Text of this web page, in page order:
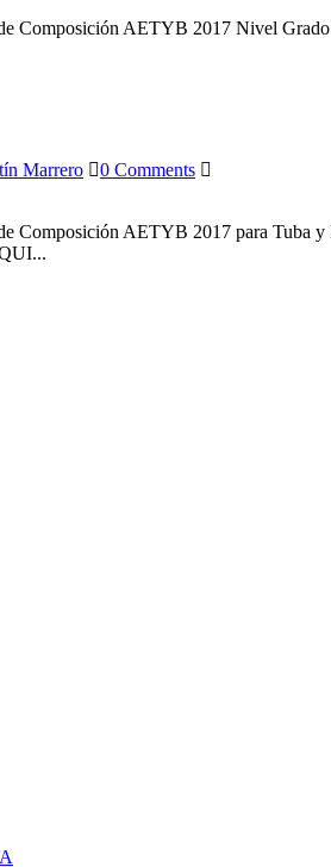
Composición AETYB 2017 Nivel
Marrero
0 Comments
Composición AETYB 2017 para